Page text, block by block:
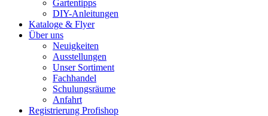
Gartentipps
DIY-Anleitungen
Kataloge & Flyer
Über uns
Neuigkeiten
Ausstellungen
Unser Sortiment
Fachhandel
Schulungsräume
Anfahrt
Registrierung Profishop